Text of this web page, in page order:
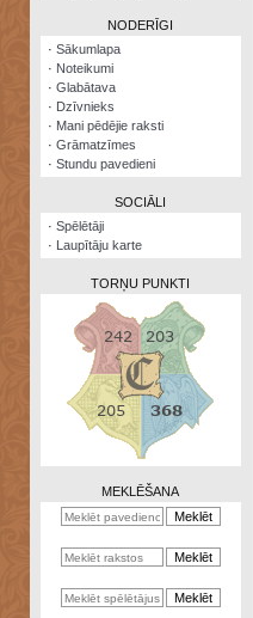
Visatcera
almanahs
Arhīvs
Zināšanu
kalkulators
NODERĪGI
· Sākumlapa
· Noteikumi
· Glabātava
· Dzīvnieks
· Mani pēdējie raksti
· Grāmatzīmes
· Stundu pavedieni
SOCIĀLI
· Spēlētāji
· Laupītāju karte
TORŅU PUNKTI
MEKLĒŠANA